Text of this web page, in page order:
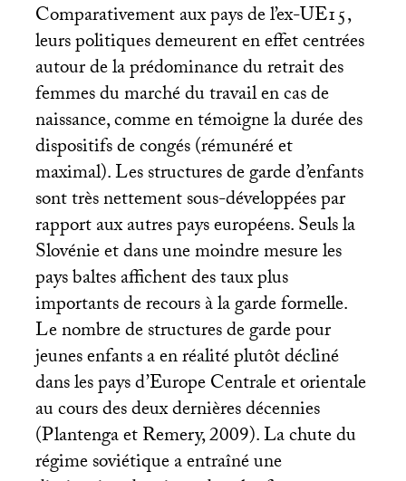
Comparativement aux pays de l’ex-UE15,
leurs politiques demeurent en effet centrées
autour de la prédominance du retrait des
femmes du marché du travail en cas de
naissance, comme en témoigne la durée des
dispositifs de congés (rémunéré et
maximal). Les structures de garde d’enfants
sont très nettement sous-développées par
rapport aux autres pays européens. Seuls la
Slovénie et dans une moindre mesure les
pays baltes affichent des taux plus
importants de recours à la garde formelle.
Le nombre de structures de garde pour
jeunes enfants a en réalité plutôt décliné
dans les pays d’Europe Centrale et orientale
au cours des deux dernières décennies
(Plantenga et Remery, 2009). La chute du
régime soviétique a entraîné une